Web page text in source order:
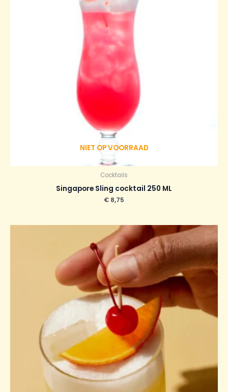
NIET OP VOORRAAD
Cocktails
Singapore Sling cocktail 250 ML
€ 8,75